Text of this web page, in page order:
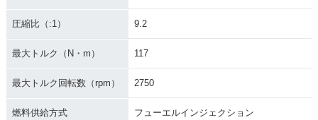
2002年 FLSTC Heri
c
圧縮比（:1） 9.2
最大トルク（N・m） 117
最大トルク回転数（rpm） 2750
燃料供給方式 フューエルインジェクション